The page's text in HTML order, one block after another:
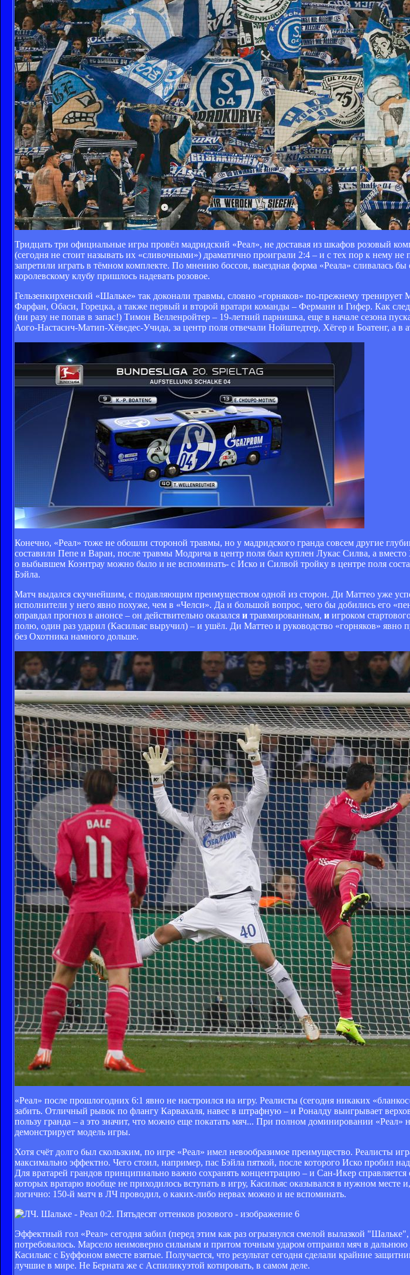
Тридцать три официальные игры провёл мадридский «Реал», не доставая из шкафов розовый
(сегодня не стоит называть их «сливочными») драматично проиграли 2:4 – и с тех пор к нему
запретили играть в тёмном комплекте. По мнению боссов, выездная форма «Реала» сливалась
королевскому клубу пришлось надевать розовое.
Гельзенкирхенский «Шальке» так доконали травмы, словно «горняков» по-прежнему
Фарфан, Обаси, Горецка, а также первый и второй вратари команды – Ферманн и Гифер. Как
(ни разу не попав в запас!) Тимон Велленройтер – 19-летний парнишка, еще в начале сезона
Аого-Настасич-Матип-Хёведес-Учида, за центр поля отвечали Нойштедтер, Хёгер и Боатенг, а в
Конечно, «Реал» тоже не обошли стороной травмы, но у мадридского гранда совсем другие
составили Пепе и Варан, после травмы Модрича в центр поля был куплен Лукас Силва, а
о выбывшем Коэнтрау можно было и не вспоминать- с Иско и Силвой тройку в центре поля
Бэйла.
Матч выдался скучнейшим, с подавляющим преимуществом одной из сторон. Ди Маттео уже
исполнители у него явно похуже, чем в «Челси». Да и большой вопрос, чего бы добились его
оправдал прогноз в анонсе – он действительно оказался и травмированным, и игроком
полю, один раз ударил (Касильяс выручил) – и ушёл. Ди Маттео и руководство «горняков» явно
без Охотника намного дольше.
«Реал» после прошлогодних 6:1 явно не настроился на игру. Реалисты (сегодня никаких
забить. Отличный рывок по флангу Карвахаля, навес в штрафную – и Роналду выигрывает
пользу гранда – а это значит, что можно еще покатать мяч... При полном доминировании «Реал»
демонстрирует модель игры.
Хотя счёт долго был скользким, по игре «Реал» имел невообразимое преимущество. Реалисты
максимально эффектно. Чего стоил, например, пас Бэйла пяткой, после которого Иско пробил
Для вратарей грандов принципиально важно сохранять концентрацию – и Сан-Икер
которых вратарю вообще не приходилось вступать в игру, Касильяс оказывался в нужном
логично: 150-й матч в ЛЧ проводил, о каких-либо нервах можно и не вспоминать.
Эффектный гол «Реал» сегодня забил (перед этим как раз огрызнулся смелой вылазкой
потребовалось. Марсело неимоверно сильным и притом точным ударом отпраивл мяч в
Касильяс с Буффоном вместе взятые. Получается, что результат сегодня сделали крайние
лучшие в мире. Не Берната же с Аспиликуэтой котировать, в самом деле.